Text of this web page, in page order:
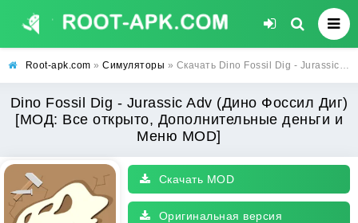
Root-apk.com » Симуляторы » Скачать Dino Fossil Dig - Jurassic Adv (Дино Фоссил Диг) [МОД: Все открыто, Дополнительные деньги и Меню MOD] | Взлом Dino Fossil Dig - Jurassic Adv на Андроид
Dino Fossil Dig - Jurassic Adv (Дино Фоссил Диг)
[МОД: Все открыто, Дополнительные деньги и
Меню MOD]
Скачать MOD
Оригинальная версия